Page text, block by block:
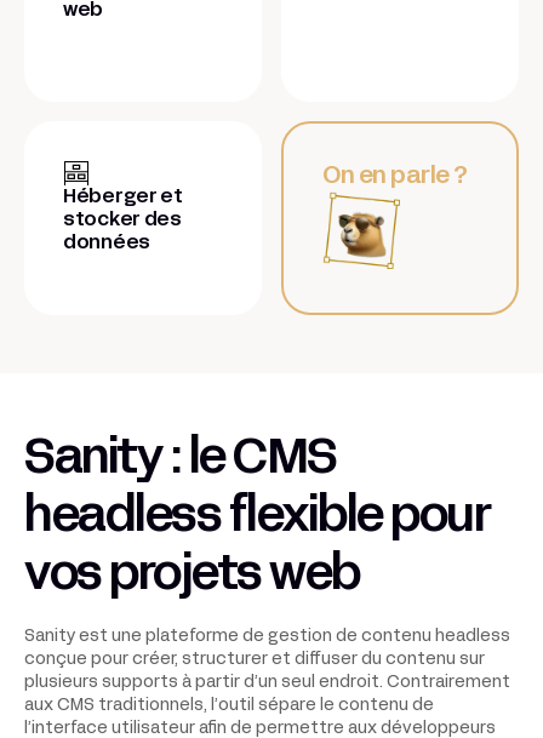
web
Héberger et
stocker des
données
On en parle ?
Sanity : le CMS
headless flexible pour
vos projets web
Sanity est une plateforme de gestion de contenu headless
conçue pour créer, structurer et diffuser du contenu sur
plusieurs supports à partir d’un seul endroit. Contrairement
aux CMS traditionnels, l’outil sépare le contenu de
l’interface utilisateur afin de permettre aux développeurs